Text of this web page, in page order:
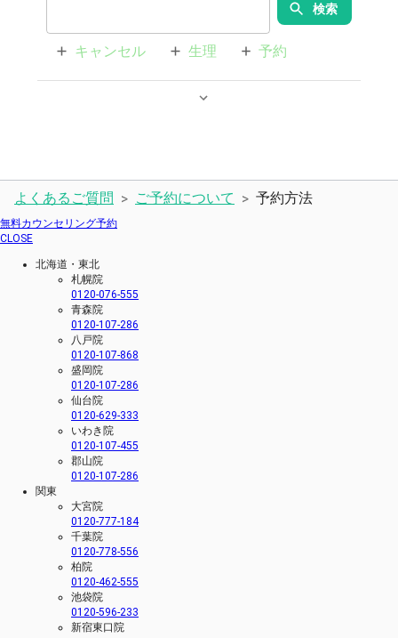
検索
キャンセル 生理 予約
麻酔 ワクチン 保証期間
よくあるご質問 > ご予約について > 予約方法
無料カウンセリング予約
CLOSE
北海道・東北
札幌院
0120-076-555
青森院
0120-107-286
八戸院
0120-107-868
盛岡院
0120-107-286
仙台院
0120-629-333
いわき院
0120-107-455
郡山院
0120-107-286
関東
大宮院
0120-777-184
千葉院
0120-778-556
柏院
0120-462-555
池袋院
0120-596-233
新宿東口院